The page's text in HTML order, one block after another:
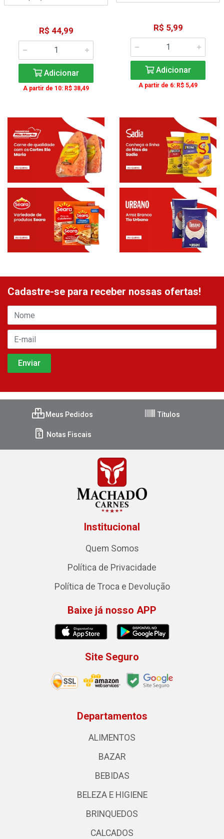
R$ 44,99
Adicionar
A partir de 10: R$ 38,49
R$ 5,99
Adicionar
A partir de 6: R$ 5,49
Cadastre-se para receber nossas ofertas!
Meus Pedidos Títulos
Notas Fiscais
Institucional
Quem Somos
Política de Privacidade
Política de Troca e Devolução
Baixe já nosso APP
Site Seguro
Departamentos
ALIMENTOS
BAZAR
BEBIDAS
BELEZA E HIGIENE
BRINQUEDOS
CALCADOS